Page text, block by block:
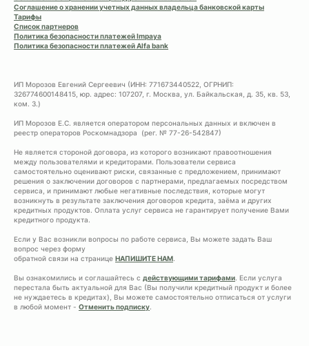
Соглашение о хранении учетных данных владельца банковской карты
Тарифы
Список партнеров
Политика безопасности платежей Impaya
Политика безопасности платежей Alfa bank
ИП Морозов Евгений Сергеевич (ИНН: 771673440522, ОГРНИП:
326774600148415, юр. адрес: 107207, г. Москва, ул. Байкальская, д. 35, кв. 53,
ком. 3.)
ИП Морозов Е.С. является оператором персональных данных и включен в
реестр операторов Роскомнадзора (рег. № 77-26-542847)
Не является стороной договора, из которого возникают правоотношения
между пользователями и кредиторами. Пользователи сервиса
самостоятельно оценивают риски, связанные с предложением, принимают
решения о заключении договоров с партнерами, предлагаемых посредством
сервиса, и принимают любые негативные последствия, которые могут
возникнуть в результате заключения договоров кредита, заёма и других
кредитных продуктов. Оплата услуг сервиса не гарантирует получение Вами
кредитного продукта.
Если у Вас возникли вопросы по работе сервиса, Вы можете задать Ваш
вопрос через форму
обратной связи на странице НАПИШИТЕ НАМ.
Вы ознакомились и соглашайтесь с действующими тарифами. Если услуга
перестала быть актуальной для Вас (Вы получили кредитный продукт и более
не нуждаетесь в кредитах), Вы можете самостоятельно отписаться от услуги
в любой момент - Отменить подписку.